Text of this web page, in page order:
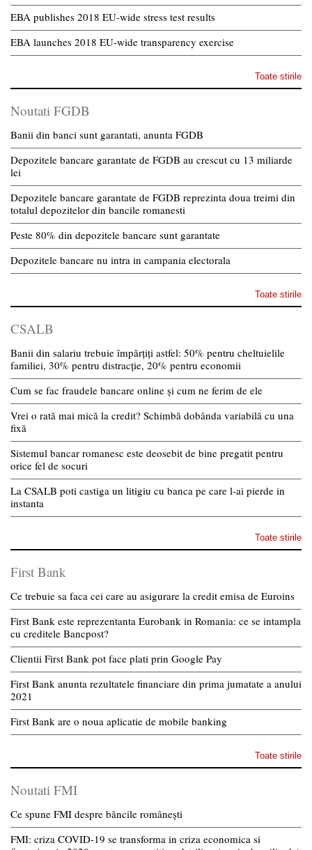
EBA publishes 2018 EU-wide stress test results
EBA launches 2018 EU-wide transparency exercise
Toate stirile
Noutati FGDB
Banii din banci sunt garantati, anunta FGDB
Depozitele bancare garantate de FGDB au crescut cu 13 miliarde
lei
Depozitele bancare garantate de FGDB reprezinta doua treimi din
totalul depozitelor din bancile romanesti
Peste 80% din depozitele bancare sunt garantate
Depozitele bancare nu intra in campania electorala
Toate stirile
CSALB
Banii din salariu trebuie împărțiți astfel: 50% pentru cheltuielile
familiei, 30% pentru distracție, 20% pentru economii
Cum se fac fraudele bancare online și cum ne ferim de ele
Vrei o rată mai mică la credit? Schimbă dobânda variabilă cu una
fixă
Sistemul bancar romanesc este deosebit de bine pregatit pentru
orice fel de socuri
La CSALB poti castiga un litigiu cu banca pe care l-ai pierde in
instanta
Toate stirile
First Bank
Ce trebuie sa faca cei care au asigurare la credit emisa de Euroins
First Bank este reprezentanta Eurobank in Romania: ce se intampla
cu creditele Bancpost?
Clientii First Bank pot face plati prin Google Pay
First Bank anunta rezultatele financiare din prima jumatate a anului
2021
First Bank are o noua aplicatie de mobile banking
Toate stirile
Noutati FMI
Ce spune FMI despre băncile românești
FMI: criza COVID-19 se transforma in criza economica si